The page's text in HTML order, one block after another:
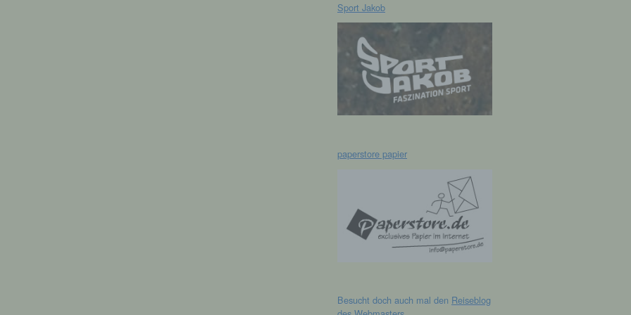
Sport Jakob
paperstore papier
Besucht doch auch mal den Reiseblog